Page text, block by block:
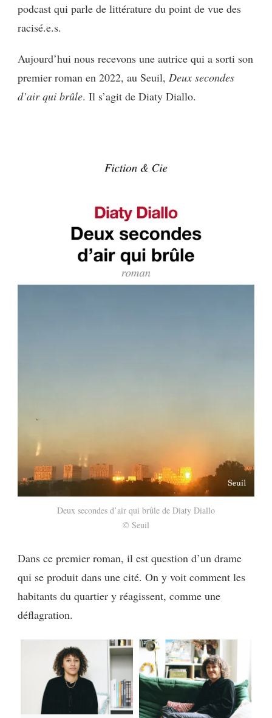
MON
DIALLO
podcast qui parle de littérature du point de vue des
racisé.e.s.
Aujourd’hui nous recevons une autrice qui a sorti son
premier roman en 2022, au Seuil, Deux secondes
d’air qui brûle. Il s’agit de Diaty Diallo.
Deux secondes d’air qui brûle de Diaty Diallo
© Seuil
Dans ce premier roman, il est question d’un drame
qui se produit dans une cité. On y voit comment les
habitants du quartier y réagissent, comme une
déflagration.